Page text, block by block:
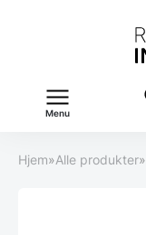
Menu
Hjem»Alle produkter»